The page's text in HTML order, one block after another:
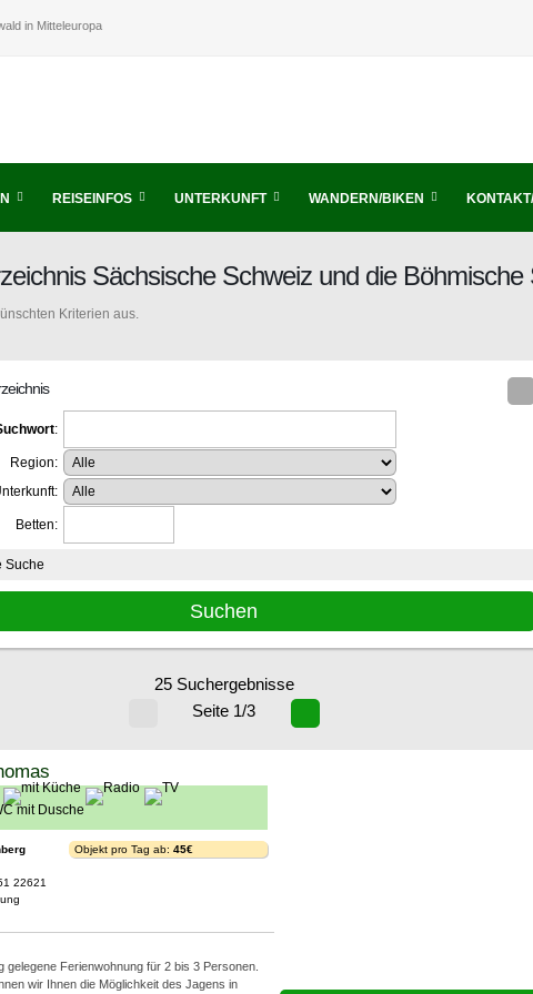
in Mitteleuropa
REISEINFOS UNTERKUNFT WANDERN/BIKEN
Sächsische Schweiz und die Böhmische
Kriterien aus.
:
Region:
Betten:
Suche
25 Suchergebnisse
Seite 1/3
22621
Objekt pro Tag ab: 45€
gelegene Ferienwohnung für 2 bis 3 Personen.
wir Ihnen die Möglichkeit des Jagens in